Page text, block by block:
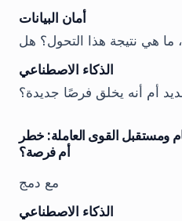
أمان البيانات
ما هي نتيجة هذا التحول؟ هل
الذكاء الاصطناعي
أم أنه يخلق فرصًا جديدة؟
ومستقبل القوى العاملة: خطر
أم فرصة؟
مع دمج
الذكاء الاصطناعي